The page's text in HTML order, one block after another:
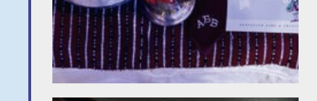
Kapcsolat
Óvoda
Bemutatkozás